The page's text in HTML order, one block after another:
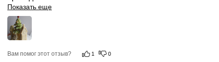
Показать еще
Вам помог этот отзыв? 1 0